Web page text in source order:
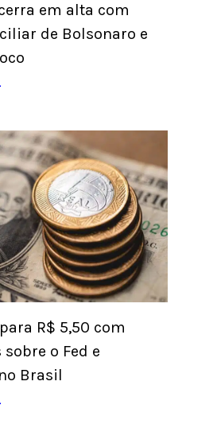
em alta com
de Bolsonaro e
R$ 5,50 com
o Fed e
Brasil